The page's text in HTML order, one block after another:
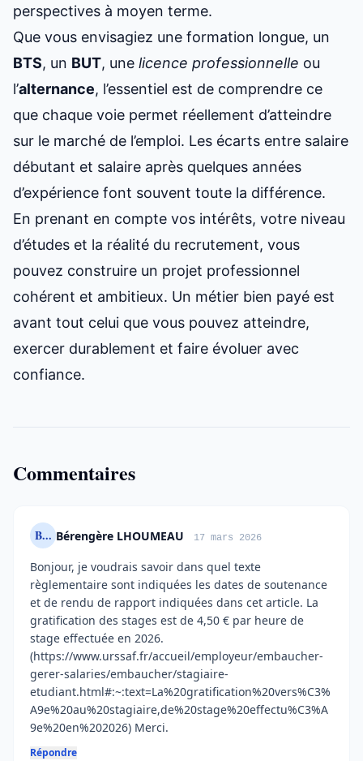
perspectives à moyen terme.
Que vous envisagiez une formation longue, un
BTS, un BUT, une licence professionnelle ou
l’alternance, l’essentiel est de comprendre ce
que chaque voie permet réellement d’atteindre
sur le marché de l’emploi. Les écarts entre salaire
débutant et salaire après quelques années
d’expérience font souvent toute la différence.
En prenant en compte vos intérêts, votre niveau
d’études et la réalité du recrutement, vous
pouvez construire un projet professionnel
cohérent et ambitieux. Un métier bien payé est
avant tout celui que vous pouvez atteindre,
exercer durablement et faire évoluer avec
confiance.
Commentaires
B... Bérengère LHOUMEAU 17 mars 2026
Bonjour, je voudrais savoir dans quel texte
règlementaire sont indiquées les dates de soutenance
et de rendu de rapport indiquées dans cet article. La
gratification des stages est de 4,50 € par heure de
stage effectuée en 2026.
(https://www.urssaf.fr/accueil/employeur/embaucher-
gerer-salaries/embaucher/stagiaire-
etudiant.html#:~:text=La%20gratification%20vers%C3%
A9e%20au%20stagiaire,de%20stage%20effectu%C3%A
9e%20en%202026) Merci.
Répondre